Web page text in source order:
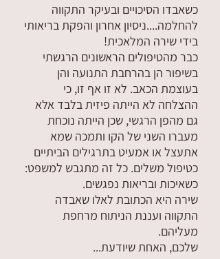
כשאבדו הסיכויים ובעיקר התקווה
להחלמה....ניסיון אחרון והפקת בריאותי
בידי שירה המלאכית!
כבר מהטיפולים הראשונים הרגשתי
בשיפור הן בהרחבת התנועה והן
בעוצמת הכאב. לא זו אף זו, כי
ההצלחה לא הייתה פיזית בלבד אלא
גם מהפן הרגשי, שכן הייתה נוכחת
מעברו השני של הקו ותמכה שמא
אתעצל או אמעיט בתרגילים הביתיים
כטיפול משלים. כל זה מתגבש למשפט:
כשאיכות ובריאות נפגשים.
שירה היא הכתובת לאלו שאבדה
התקווה ועננת הניתוח מרחפת
מעליהם.
שלכם, האחת שיודעת...